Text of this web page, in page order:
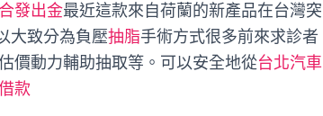
發出金最近這款來自荷蘭的新產品在台灣突
大致分為負壓抽脂手術方式很多前來求診者
價動力輔助抽取等。可以安全地從台北汽車
款